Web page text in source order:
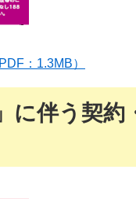
：1.3MB）
伴う契約